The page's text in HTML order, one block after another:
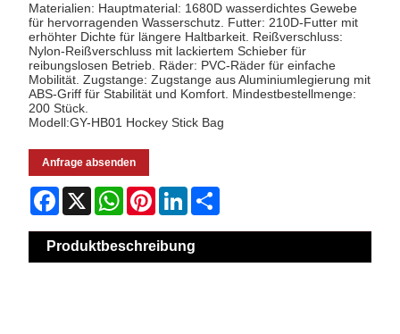
Materialien: Hauptmaterial: 1680D wasserdichtes Gewebe
für hervorragenden Wasserschutz. Futter: 210D-Futter mit
erhöhter Dichte für längere Haltbarkeit. Reißverschluss:
Nylon-Reißverschluss mit lackiertem Schieber für
reibungslosen Betrieb. Räder: PVC-Räder für einfache
Mobilität. Zugstange: Zugstange aus Aluminiumlegierung mit
ABS-Griff für Stabilität und Komfort. Mindestbestellmenge:
200 Stück.
Modell:GY-HB01 Hockey Stick Bag
Anfrage absenden
Facebook
X WhatsAppPinterestLinkedIn
Produktbeschreibung